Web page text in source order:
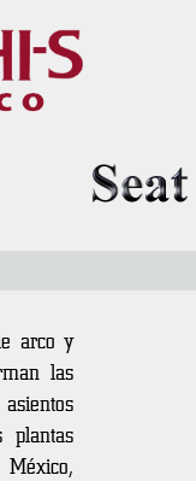
arco y
las